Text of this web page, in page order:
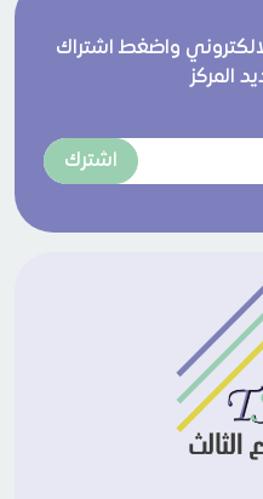
واضغط اشتراك
المركز
اشترك